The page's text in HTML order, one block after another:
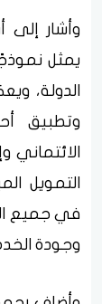
وأشار إلى
يمثل
الدولة،
وتطبيق
الائتماني
التمويل
في جميع
وجودة